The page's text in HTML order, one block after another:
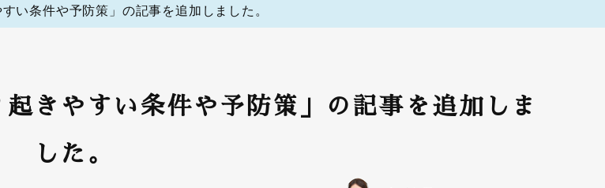
い条件や予防策」の記事を追加しました。
きやすい条件や予防策」の記事を追加しま
した。